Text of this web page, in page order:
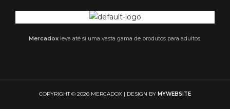
Mercadox leva até si uma vasta gama de produtos para adultos.
COPYRIGHT © 2026 MERCADOX | DESIGN BY MYWEBSITE